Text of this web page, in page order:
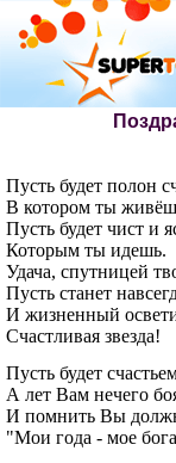
Пусть будет полон
В котором ты
Пусть будет чист и
Которым ты идешь.
Удача, спутницей
Пусть станет
И жизненный
Счастливая звезда!
Пусть будет
А лет Вам нечего
И помнить Вы
"Мои года - мое